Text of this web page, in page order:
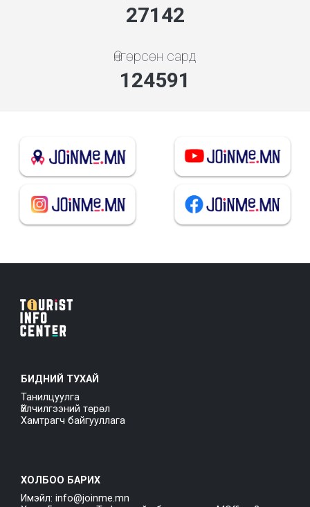
29230
Өнгөрсөн сард
134175
БИДНИЙ ТУХАЙ
Танилцуулга
Үйлчилгээний төрөл
Хамтрагч байгууллага
ХОЛБОО БАРИХ
Имэйл: info@joinme.mn